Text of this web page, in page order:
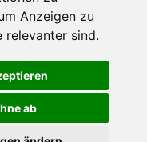
Anzeigen zu
relevanter sind.
ab
IN FRANKFURT -